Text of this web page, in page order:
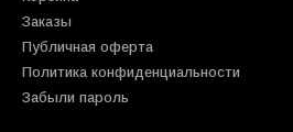
Заказы
Публичная оферта
Политика конфиденциальности
Забыли пароль